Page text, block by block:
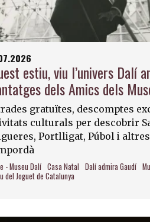
estiu, viu l’univers Dalí
dels Amics dels
gratuïtes, descomptes
culturals per descobrir
Portlligat, Púbol i
- Museu Dalí Casa Natal Dalí admira Gaudí
del Joguet de Catalunya